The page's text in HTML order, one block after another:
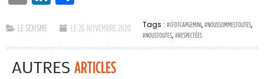
LE SEXISME LE 26 NOVEMBRE 2020 Tags : #CFDTCAPGEMINI, #NOUSSOMMESTOUTES,
#NOUSTOUTES, #RESPECTÉES
AUTRES ARTICLES